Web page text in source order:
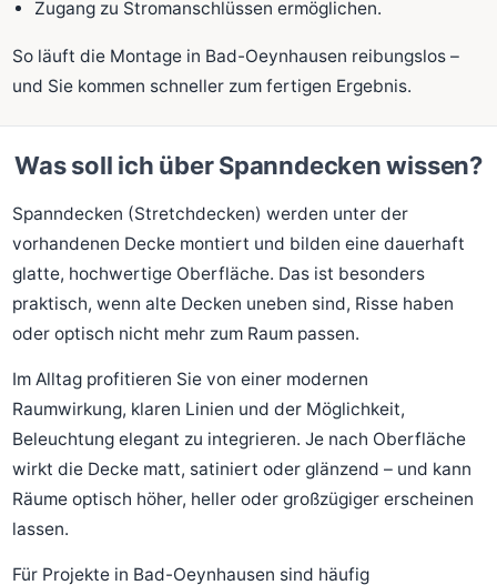
Zugang zu Stromanschlüssen ermöglichen.
So läuft die Montage in Bad-Oeynhausen reibungslos –
und Sie kommen schneller zum fertigen Ergebnis.
Was soll ich über Spanndecken wissen?
Spanndecken (Stretchdecken) werden unter der
vorhandenen Decke montiert und bilden eine dauerhaft
glatte, hochwertige Oberfläche. Das ist besonders
praktisch, wenn alte Decken uneben sind, Risse haben
oder optisch nicht mehr zum Raum passen.
Im Alltag profitieren Sie von einer modernen
Raumwirkung, klaren Linien und der Möglichkeit,
Beleuchtung elegant zu integrieren. Je nach Oberfläche
wirkt die Decke matt, satiniert oder glänzend – und kann
Räume optisch höher, heller oder großzügiger erscheinen
lassen.
Für Projekte in Bad-Oeynhausen sind häufig